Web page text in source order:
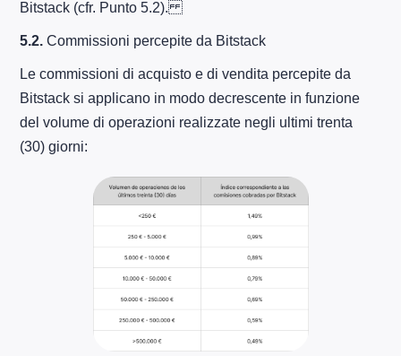
Bitstack (cfr. Punto 5.2).
5.2.Commissioni percepite da Bitstack
Le commissioni di acquisto e di vendita percepite da
Bitstack si applicano in modo decrescente in funzione
del volume di operazioni realizzate negli ultimi trenta
(30) giorni: